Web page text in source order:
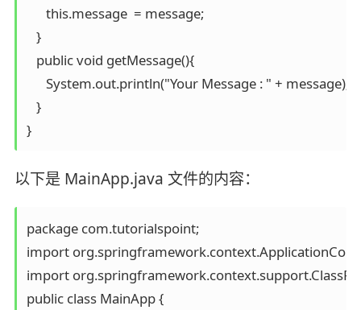
      this.message  = message;
   }
   public void getMessage(){
      System.out.println("Your Message : " + message);
   }
}
以下是 MainApp.java 文件的内容：
package com.tutorialspoint;
import
import
public class MainApp {